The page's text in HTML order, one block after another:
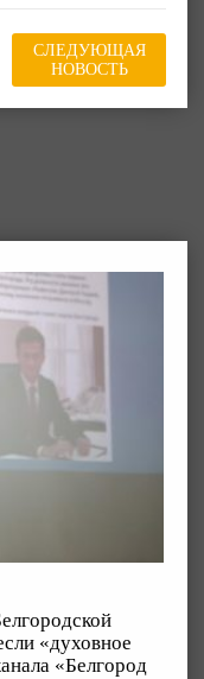
СЛЕДУЮЩАЯ
НОВОСТЬ
«духовное
«Белгород